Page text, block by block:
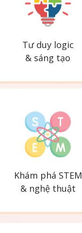
Tư duy logic
& sáng tạo
Khám phá STEM
& nghệ thuật